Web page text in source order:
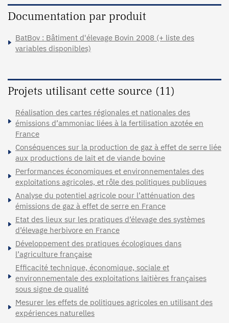
Documentation par produit
BatBov : Bâtiment d'élevage Bovin 2008 (+ liste des
variables disponibles)
Projets utilisant cette source (11)
Réalisation des cartes régionales et nationales des
émissions d’ammoniac liées à la fertilisation azotée en
France
Conséquences sur la production de gaz à effet de serre liée
aux productions de lait et de viande bovine
Performances économiques et environnementales des
exploitations agricoles, et rôle des politiques publiques
Analyse du potentiel agricole pour l’atténuation des
émissions de gaz à effet de serre en France
Etat des lieux sur les pratiques d’élevage des systèmes
d’élevage herbivore en France
Développement des pratiques écologiques dans
l’agriculture française
Efficacité technique, économique, sociale et
environnementale des exploitations laitières françaises
sous signe de qualité
Mesurer les effets de politiques agricoles en utilisant des
expériences naturelles